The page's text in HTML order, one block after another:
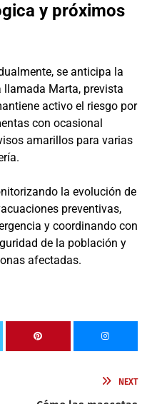
y próximos
se anticipa la
llamada Marta, prevista
activo el riesgo por
con ocasional
amarillos para varias
la evolución de
preventivas,
y coordinando con
de la población y
afectadas.
NEXT